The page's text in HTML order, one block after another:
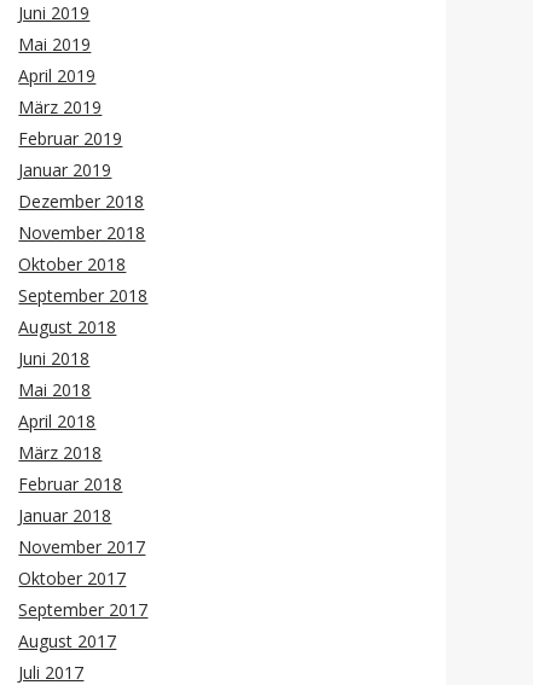
Juni 2019
Mai 2019
April 2019
März 2019
Februar 2019
Januar 2019
Dezember 2018
November 2018
Oktober 2018
September 2018
August 2018
Juni 2018
Mai 2018
April 2018
März 2018
Februar 2018
Januar 2018
November 2017
Oktober 2017
September 2017
August 2017
Juli 2017